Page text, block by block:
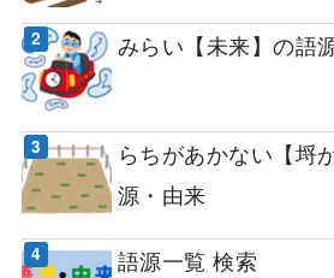
みらい【未来】の語
らちがあかない【埒
源・由来
語源一覧 検索